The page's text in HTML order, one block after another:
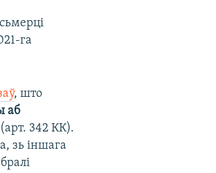
га
, што
аб
(арт. 342 КК).
зь іншага